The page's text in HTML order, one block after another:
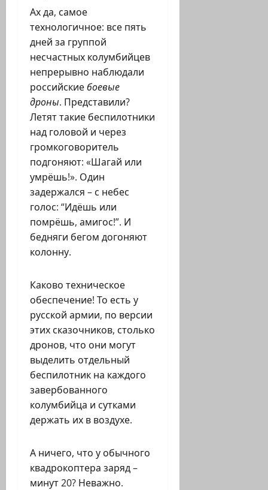
Ах да, самое
технологичное: все пять
дней за группой
несчастных колумбийцев
непрерывно наблюдали
российскиебоевые
дроны. Представили?
Летят такие беспилотники
над головой и через
громкоговоритель
подгоняют: «Шагай или
умрёшь!». Один
задержался – с небес
голос: “Идёшь или
помрёшь, амигос!”. И
бедняги бегом догоняют
колонну.
Каково техническое
обеспечение! То есть у
русской армии, по версии
этих сказочников, столько
дронов, что они могут
выделить отдельный
беспилотник на каждого
завербованного
колумбийца и сутками
держать их в воздухе.
А ничего, что у обычного
квадрокоптера заряд –
минут 20? Неважно.